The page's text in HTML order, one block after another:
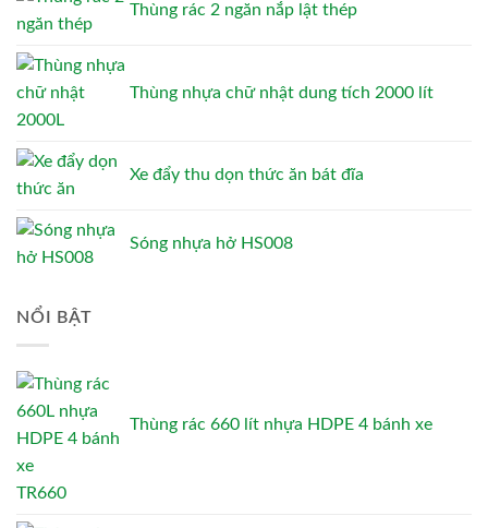
Thùng rác 2 ngăn nắp lật thép
Thùng nhựa chữ nhật dung tích 2000 lít
Xe đẩy thu dọn thức ăn bát đĩa
Sóng nhựa hở HS008
NỔI BẬT
Thùng rác 660 lít nhựa HDPE 4 bánh xe
TR660